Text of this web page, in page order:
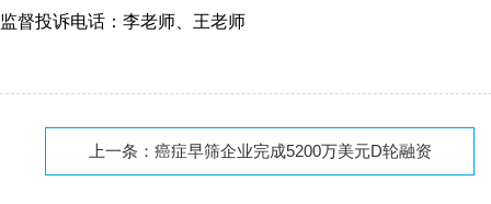
监督投诉电话：李老师、王老师
上一条： 癌症早筛企业完成5200万美元D轮融资